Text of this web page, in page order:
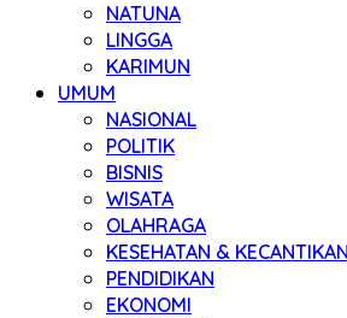
NATUNA
LINGGA
KARIMUN
UMUM
NASIONAL
POLITIK
BISNIS
WISATA
OLAHRAGA
KESEHATAN & KECANTIKAN
PENDIDIKAN
EKONOMI